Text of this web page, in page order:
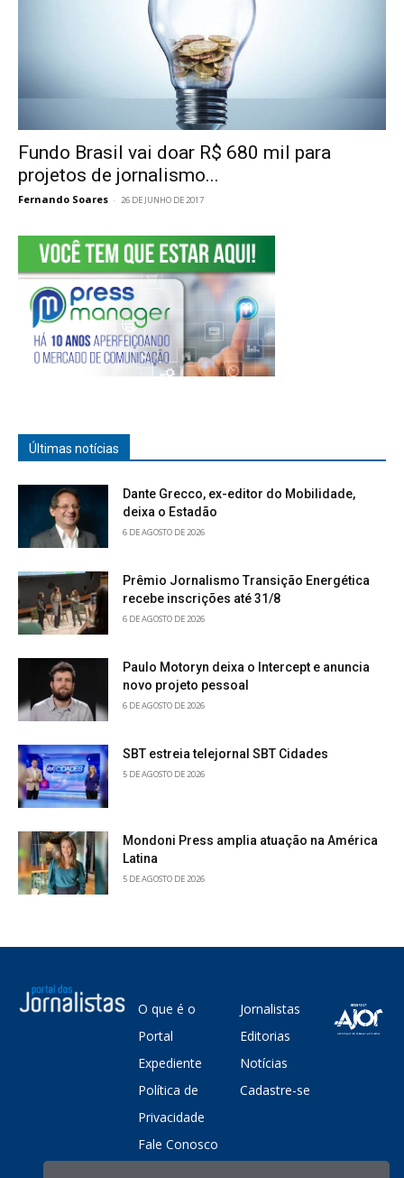
Fundo Brasil vai doar R$ 680 mil para
projetos de jornalismo...
Fernando Soares - 26 DE JUNHO DE 2017
Últimas notícias
Dante Grecco, ex-editor do Mobilidade,
deixa o Estadão
6 DE AGOSTO DE 2026
Prêmio Jornalismo Transição Energética
recebe inscrições até 31/8
6 DE AGOSTO DE 2026
Paulo Motoryn deixa o Intercept e anuncia
novo projeto pessoal
6 DE AGOSTO DE 2026
SBT estreia telejornal SBT Cidades
5 DE AGOSTO DE 2026
Mondoni Press amplia atuação na América
Latina
5 DE AGOSTO DE 2026
O que é o
Portal
Expediente
Política de
Privacidade
Fale Conosco
Jornalistas
Editorias
Notícias
Cadastre-se